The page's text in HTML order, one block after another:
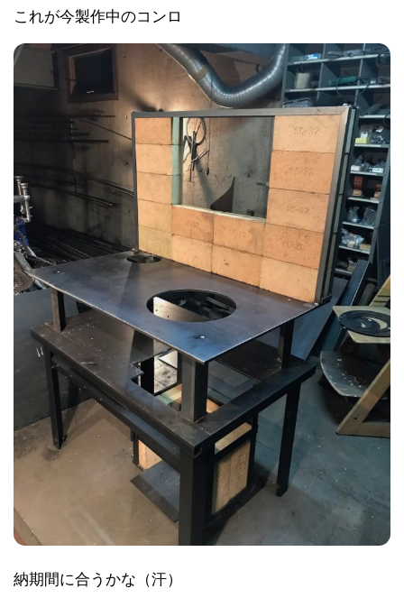
これが今製作中のコンロ
納期間に合うかな（汗）